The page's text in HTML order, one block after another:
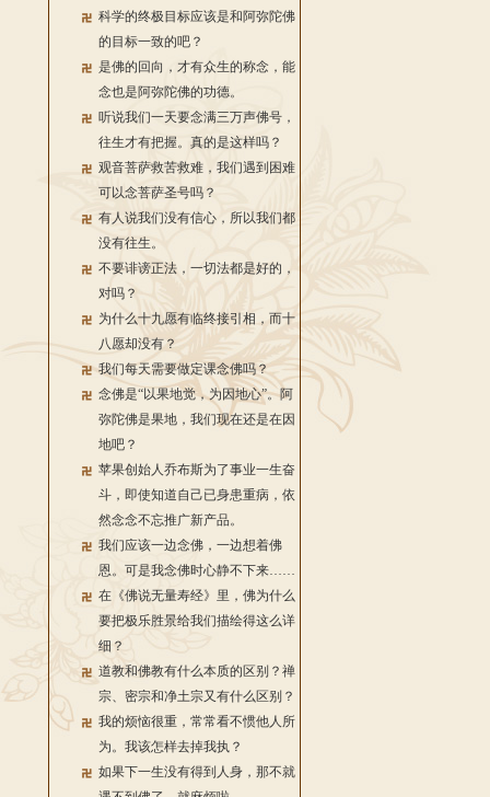
科学的终极目标应该是和阿弥陀佛
的目标一致的吧？
是佛的回向，才有众生的称念，能
念也是阿弥陀佛的功德。
听说我们一天要念满三万声佛号，
往生才有把握。真的是这样吗？
观音菩萨救苦救难，我们遇到困难
可以念菩萨圣号吗？
有人说我们没有信心，所以我们都
没有往生。
不要诽谤正法，一切法都是好的，
对吗？
为什么十九愿有临终接引相，而十
八愿却没有？
我们每天需要做定课念佛吗？
念佛是“以果地觉，为因地心”。阿
弥陀佛是果地，我们现在还是在因
地吧？
苹果创始人乔布斯为了事业一生奋
斗，即使知道自己已身患重病，依
然念念不忘推广新产品。
我们应该一边念佛，一边想着佛
恩。可是我念佛时心静不下来……
在《佛说无量寿经》里，佛为什么
要把极乐胜景给我们描绘得这么详
细？
道教和佛教有什么本质的区别？禅
宗、密宗和净土宗又有什么区别？
我的烦恼很重，常常看不惯他人所
为。我该怎样去掉我执？
如果下一生没有得到人身，那不就